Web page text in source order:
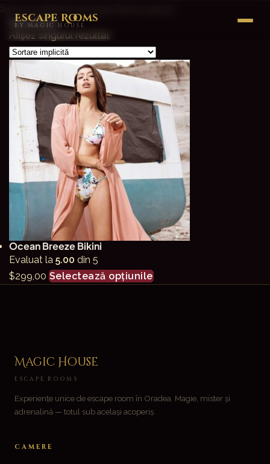
Sari la conținutul principal
Escape Rooms
BY MAGIC HOUSE
Swimwear
Afișez singurul rezultat
Ocean Breeze Bikini
Evaluat la 5.00 din 5
$299,00 Selectează opțiunileAcest
Magic House
ESCAPE ROOMS
Experiențe unice de escape room în Oradea. Magie, mister și
adrenalină — totul sub același acoperiș.
CAMERE